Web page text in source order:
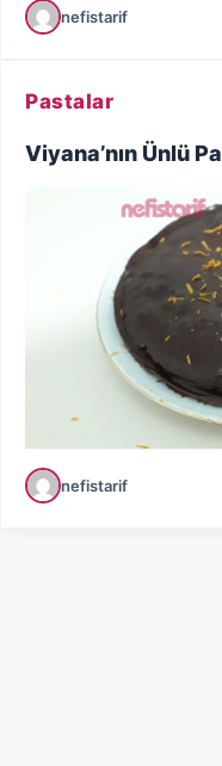
nefistarif
Pastalar
Viyana’nın Ünlü
nefistarif